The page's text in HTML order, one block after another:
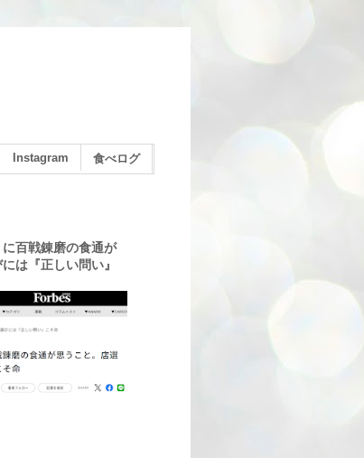
Instagram 食べログ
に百戦錬磨の食通が
は『正しい問い』